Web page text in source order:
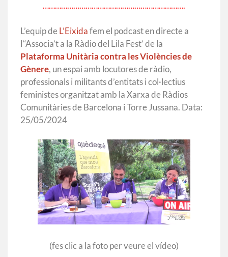
…………………………………………………………….
L’equip de L’Eixida fem el podcast en directe a
l’‘Associa’t a la Ràdio del Lila Fest’ de la
Plataforma Unitària contra les Violències de
Gènere, un espai amb locutores de ràdio,
professionals i militants d’entitats i col·lectius
feministes organitzat amb la Xarxa de Ràdios
Comunitàries de Barcelona i Torre Jussana. Data:
25/05/2024
(fes clic a la foto per veure el vídeo)